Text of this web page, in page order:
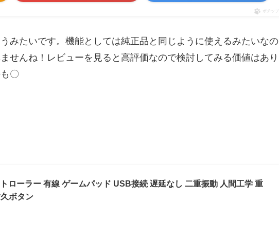
ポチップ
みたいです。機能としては純正品と同じように使えるみたいなの
せんね！レビューを見ると高評価なので検討してみる価値はあり
〇
ローラー 有線 ゲームパッド USB接続 遅延なし 二重振動 人間工学 重
ボタン